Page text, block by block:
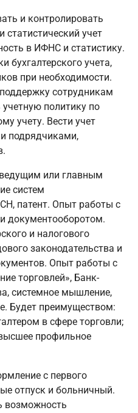
и контролировать
статистический учет
в ИФНС и статистику.
бухгалтерского учета,
при необходимости.
сотрудникам
политику по
учету. Вести учет
подрядчиками,
или главным
систем
патент. Опыт работы с
документооборотом.
и налогового
законодательства и
Опыт работы с
торговлей», Банк-
системное мышление,
Будет преимуществом:
в сфере торговли;
профильное
с первого
отпуск и больничный.
возможность